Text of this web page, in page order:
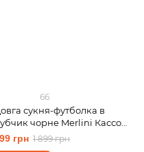
66
сукня-футболка в
чорне Merlini Кассо
розмір 46-48 (L-XL)
грн 1 899 грн